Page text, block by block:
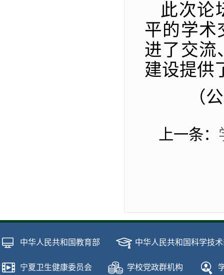
此次论
平的学术
进了交流
建设提供
（
上一条：
中华人民共和国教育部 中华人民共和国科学技
宁夏卫生健康委员会 学校党政群机构